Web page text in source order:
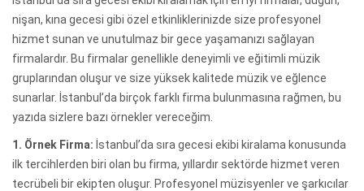
nişan, kına gecesi gibi özel etkinliklerinizde size profesyonel
hizmet sunan ve unutulmaz bir gece yaşamanızı sağlayan
firmalardır. Bu firmalar genellikle deneyimli ve eğitimli müzik
gruplarından oluşur ve size yüksek kalitede müzik ve eğlence
sunarlar. İstanbul’da birçok farklı firma bulunmasına rağmen, bu
yazıda sizlere bazı örnekler vereceğim.
1. Örnek Firma: İstanbul’da sıra gecesi ekibi kiralama konusunda
ilk tercihlerden biri olan bu firma, yıllardır sektörde hizmet veren
tecrübeli bir ekipten oluşur. Profesyonel müzisyenler ve şarkıcılar